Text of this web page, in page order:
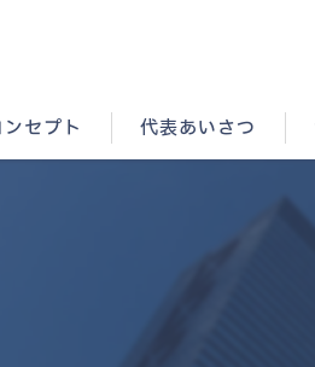
ンセプト 代表あいさつ